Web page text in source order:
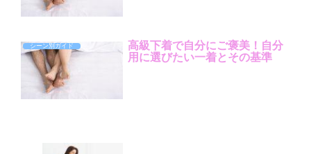
シーン別ガイド
高級下着で自分にご褒美！自分
用に選びたい一着とその基準